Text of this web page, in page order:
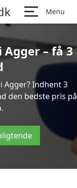
Menu
– få 3
Indhent 3
den bedste pris på